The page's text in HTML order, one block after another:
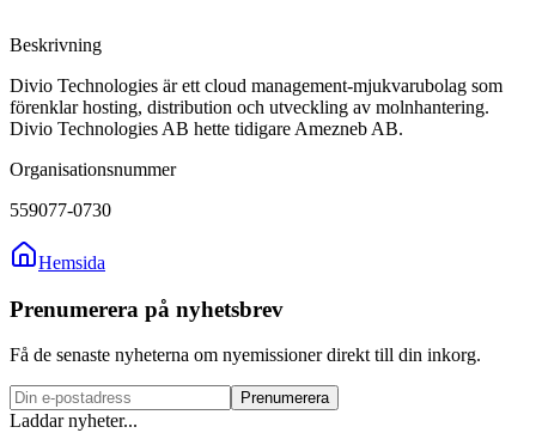
Beskrivning
Divio Technologies är ett cloud management-mjukvarubolag som
förenklar hosting, distribution och utveckling av molnhantering.
Divio Technologies AB hette tidigare Amezneb AB.
Organisationsnummer
559077-0730
Hemsida
Prenumerera på nyhetsbrev
Få de senaste nyheterna om nyemissioner direkt till din inkorg.
Prenumerera
Laddar nyheter...